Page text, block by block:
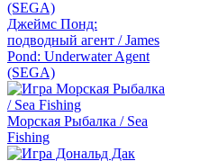
Джеймс Понд:
подводный агент / James
Pond: Underwater Agent
(SEGA)
Морская Рыбалка / Sea
Fishing